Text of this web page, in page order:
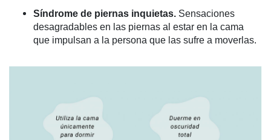
Síndrome de piernas inquietas. Sensaciones
desagradables en las piernas al estar en la cama
que impulsan a la persona que las sufre a moverlas.